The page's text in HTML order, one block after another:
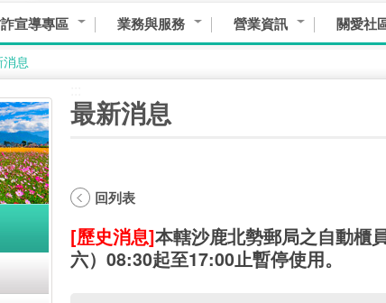
宣導專區 業務與服務 營業資訊 關愛社
息
最新消息
回列表
[歷史消息]本轄沙鹿北勢郵局之自動櫃
六）08:30起至17:00止暫停使用。